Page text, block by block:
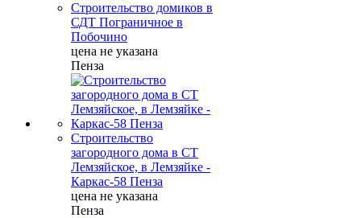
Строительство домиков в
СДТ Пограничное в
Побочино
цена не указана
Пенза
Строительство
загородного дома в СТ
Лемзяйское, в Лемзяйке -
Каркас-58 Пенза
цена не указана
Пенза